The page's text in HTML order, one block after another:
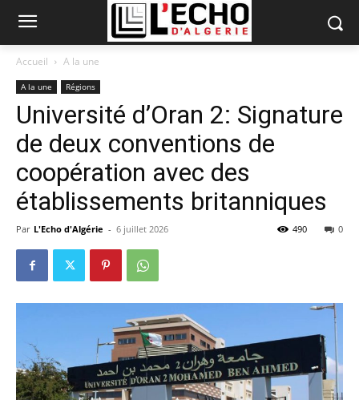
Accueil A la une
A la une Régions
Université d’Oran 2: Signature
de deux conventions de
coopération avec des
établissements britanniques
Par L'Echo d'Algérie - 6 juillet 2026 0
490